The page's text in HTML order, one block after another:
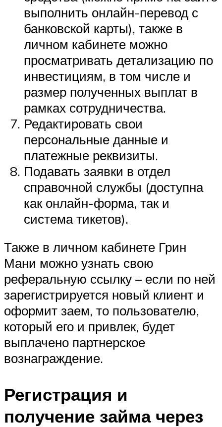
выполнить онлайн-перевод с
банковской карты), также в
личном кабинете можно
просматривать детализацию по
инвестициям, в том числе и
размер полученных выплат в
рамках сотрудничества.
Редактировать свои
персональные данные и
платежные реквизиты.
Подавать заявки в отдел
справочной службы (доступна
как онлайн-форма, так и
система тикетов).
Также в личном кабинете Грин
Мани можно узнать свою
реферальную ссылку – если по ней
зарегистрируется новый клиент и
оформит заем, то пользователю,
который его и привлек, будет
выплачено партнерское
вознаграждение.
Регистрация и
получение займа через